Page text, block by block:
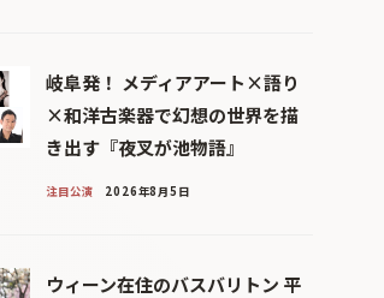
岐阜発！ メディアアート×語り
×和洋古楽器で幻想の世界を描
き出す『夜叉が池物語』
注目公演 2026年8月5日
ウィーン在住のバスバリトン 平